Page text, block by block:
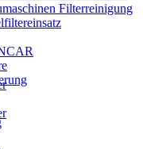
Filterreinigung